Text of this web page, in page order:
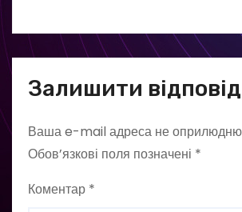
Залишити
Ваша e-mail адреса не
Обов’язкові поля позначені *
Коментар *